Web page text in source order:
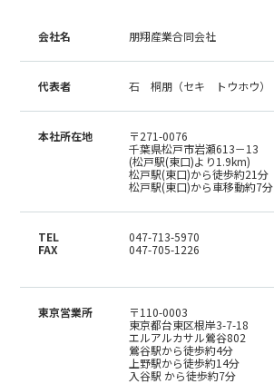
会社名 朋翔産業合同会社
代表者 石 桐朋（セキ トウホウ）
本社所在地
〒271-0076
千葉県松戸市岩瀬613－13
(松戸駅(東口)より1.9km)
松戸駅(東口)から徒歩約21分
松戸駅(東口)から車移動約7分
TEL
FAX
047-713-5970
047-705-1226
東京営業所
〒110-0003
東京都台東区根岸3-7-18
エルアルカサル鶯谷802
鶯谷駅から徒歩約4分
上野駅から徒歩約14分
入谷駅 から徒歩約7分